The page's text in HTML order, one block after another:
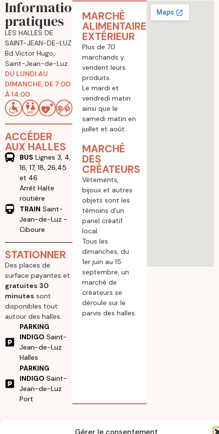
Gérer le consentement
Informations
pratiques
LES HALLES DE
SAINT-JEAN-DE-LUZ
Bd Victor Hugo,
Saint-Jean-de-Luz
DU LUNDI AU
DIMANCHE, DE 7:00
À 14:00
ACCÉDER
AUX HALLES
BUS Lignes 3, 4,
16, 17, 18, 26,45
et 46
Arrêt Halte
routière
TRAIN Saint-
Jean-de-Luz -
Ciboure
STATIONNER
Des places de
surface payantes et
gratuites 30
minutes sont
disponibles tout
autour des halles.
PARKING
INDIGO Saint-
Jean-de-Luz
Halles
PARKING
INDIGO Saint-
Jean-de-Luz
Port
MARCHÉ
ALIMENTAIRE
EXTÉRIEUR
Plus de 70
marchands y
vendent leurs
produits.
Le mardi et
vendredi matin
ainsi que le
samedi matin en
juillet et août.
MARCHÉ
DES
CRÉATEURS
Vêtements,
bijoux et autres
objets sont les
témoins d’un
panel créatif
local.
Tous les
dimanches, du
1er juin au 15
septembre, un
marché de
créateurs se
déroule sur le
parvis des halles.